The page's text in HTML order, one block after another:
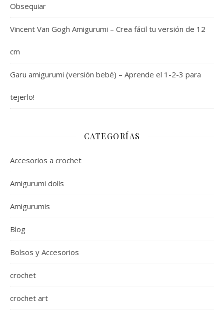
Obsequiar
Vincent Van Gogh Amigurumi – Crea fácil tu versión de 12
cm
Garu amigurumi (versión bebé) – Aprende el 1-2-3 para
tejerlo!
CATEGORÍAS
Accesorios a crochet
Amigurumi dolls
Amigurumis
Blog
Bolsos y Accesorios
crochet
crochet art